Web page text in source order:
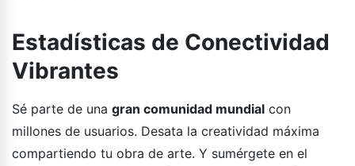
Estadísticas de Conectividad
Vibrantes
Sé parte de una gran comunidad mundial con
millones de usuarios. Desata la creatividad máxima
compartiendo tu obra de arte. Y sumérgete en el